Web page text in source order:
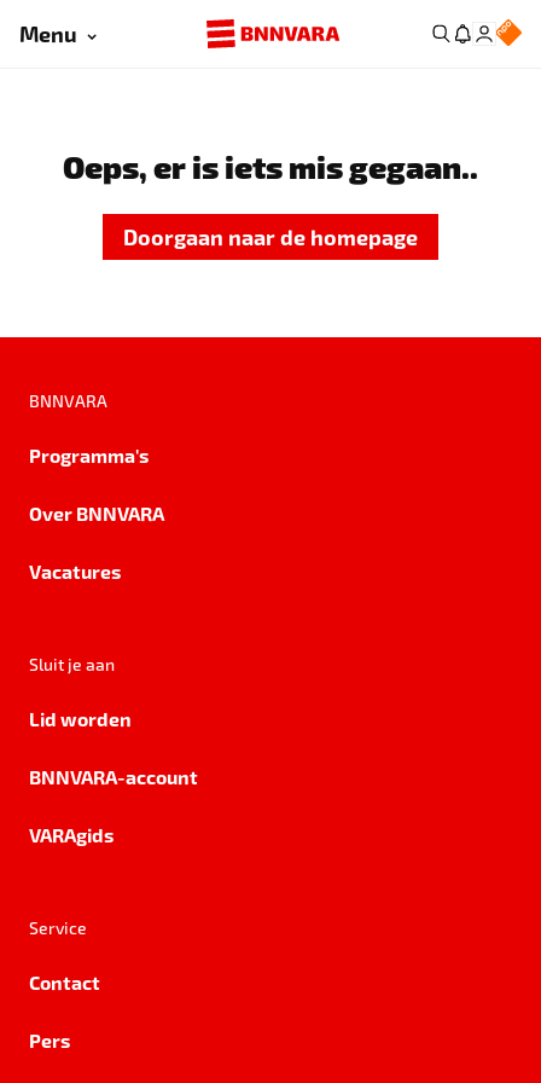
Menu
Oeps, er is iets mis gegaan..
Doorgaan naar de homepage
BNNVARA
Programma's
Over BNNVARA
Vacatures
Sluit je aan
Lid worden
BNNVARA-account
VARAgids
Service
Contact
Pers